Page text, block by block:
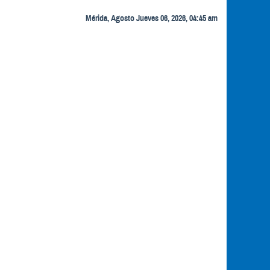
Mérida, Agosto Jueves 06, 2026, 04:45 am